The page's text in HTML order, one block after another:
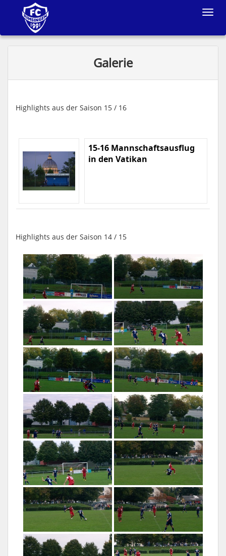
Toggle
Galerie
Highlights aus der Saison 15 / 16
15-16 Mannschaftsausflug
in den Vatikan
Highlights aus der Saison 14 / 15